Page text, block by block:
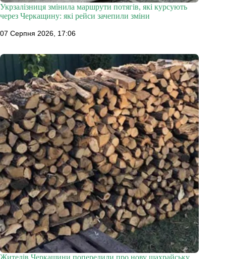
Укрзалізниця змінила маршрути потягів, які курсують
через Черкащину: які рейси зачепили зміни
07 Серпня 2026, 17:06